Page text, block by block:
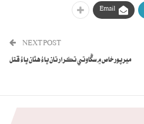
Email
NEXT POST
ميرپورخاص ۾ سڱاوتي تڪرار تان ڀاءُ هٿان ڀاءُ قتل